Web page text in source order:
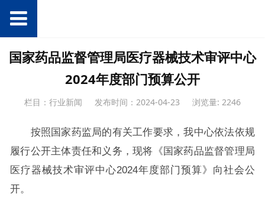
国家药品监督管理局医疗器械技术审评中心
2024年度部门预算公开
栏目：行业新闻 发布时间：2024-04-23 浏览量: 2246
按照国家药监局的有关工作要求，我中心依法依规
履行公开主体责任和义务，现将《国家药品监督管理局
医疗器械技术审评中心2024年度部门预算》向社会公
开。